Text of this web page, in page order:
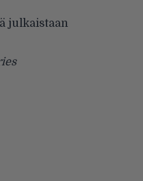
julkaistaan